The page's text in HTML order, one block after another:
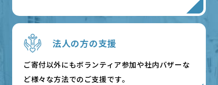
法人の方の支援
ご寄付以外にもボランティア参加や社内バザーな
ど様々な方法でのご支援です。